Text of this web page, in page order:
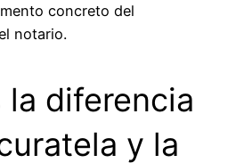
concreto del
notario.
la diferencia
y la